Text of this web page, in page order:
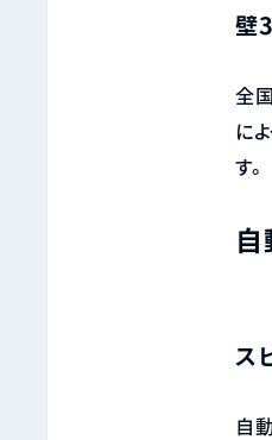
壁
全
に
す。
自
ス
自